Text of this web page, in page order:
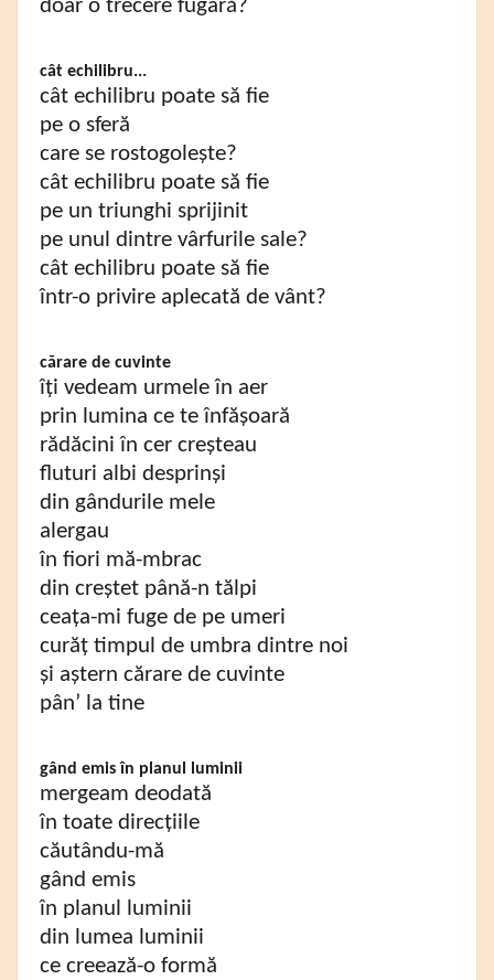
doar o trecere fugară?
cât echilibru...
cât echilibru poate să fie
pe o sferă
care se rostogolește?
cât echilibru poate să fie
pe un triunghi sprijinit
pe unul dintre vârfurile sale?
cât echilibru poate să fie
într-o privire aplecată de vânt?
cărare de cuvinte
îți vedeam urmele în aer
prin lumina ce te înfășoară
rădăcini în cer creșteau
fluturi albi desprinși
din gândurile mele
alergau
în fiori mă-mbrac
din creștet până-n tălpi
ceața-mi fuge de pe umeri
curăț timpul de umbra dintre noi
și aștern cărare de cuvinte
pân’ la tine
gând emis în planul luminii
mergeam deodată
în toate direcțiile
căutându-mă
gând emis
în planul luminii
din lumea luminii
ce creează-o formă